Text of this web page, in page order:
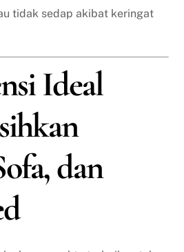
tidak sedap akibat keringat
Ideal
dan